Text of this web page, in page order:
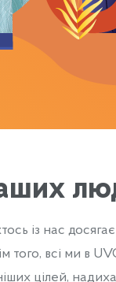
із нас досягає
всі ми в
цілей,